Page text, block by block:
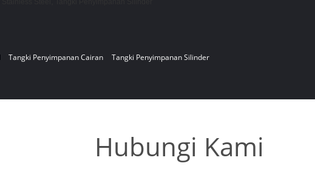
Tangki Penyimpanan Cairan Tangki Penyimpanan Silinder
Hubungi Kami